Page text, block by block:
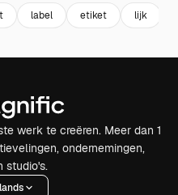
label etiket lijk
werk te creëren. Meer dan 1
ondernemingen,
studio's.